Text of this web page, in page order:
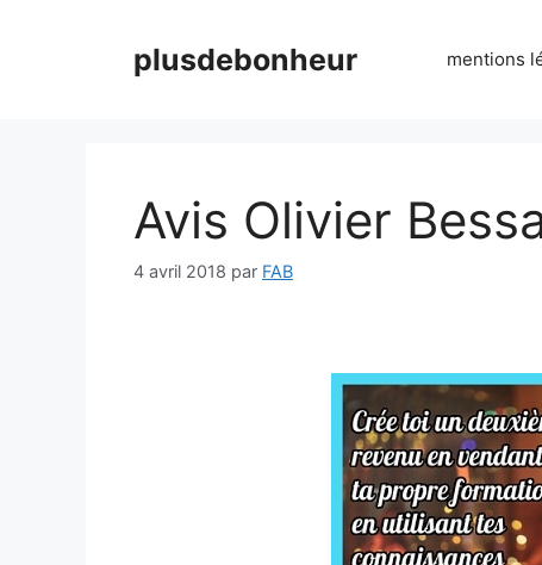
plusdebonheur mentions
Avis Olivier
4 avril 2018 par FAB